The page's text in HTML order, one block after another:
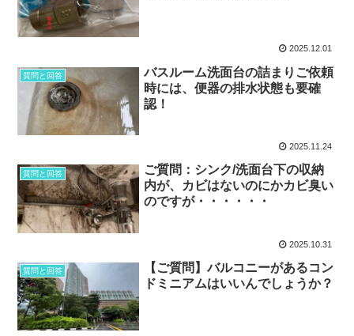
2025.12.01
質問と回答
バスルーム洗面台の詰まりご依頼
時には、便器の排水状態も要確
認！
2025.11.24
質問と回答
ご質問：シンク/洗面台下の収納
内が、カビはないのにかカビ臭い
のですが・・・・・・
2025.10.31
質問と回答
【ご質問】バルコニーがあるコン
ドミニアムはいいんでしょうか？